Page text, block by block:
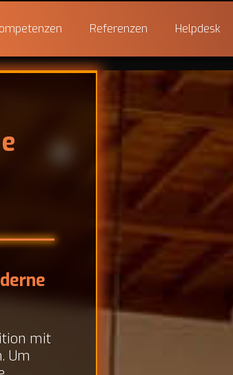
Referenzen Helpdesk
mit
Um